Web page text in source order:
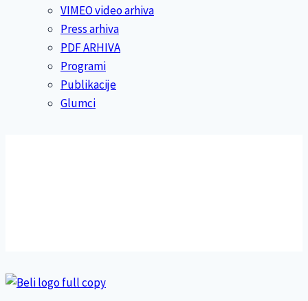
VIMEO video arhiva
Press arhiva
PDF ARHIVA
Programi
Publikacije
Glumci